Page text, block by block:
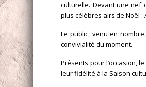
culturelle. Devant une nef
plus célèbres airs de Noël :
Le public, venu en
convivialité du moment.
Présents pour l’occasion,
leur fidélité à la Saison